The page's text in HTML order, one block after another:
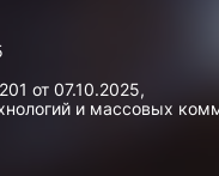
от 07.10.2025,
и массовых